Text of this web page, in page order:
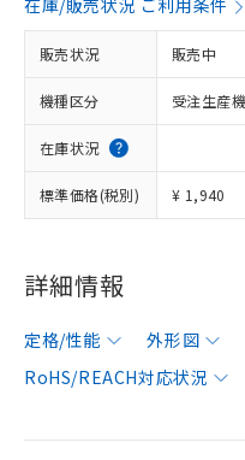
在庫/販売状況 ご利用条件
販売状況 販売中
機種区分 受注生産
在庫状況
標準価格(税別) ¥ 1,940
詳細情報
定格/性能 外形図
RoHS/REACH対応状況